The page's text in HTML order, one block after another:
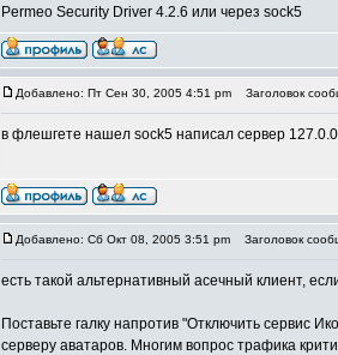
Permeo Security Driver 4.2.6 или через sock5
Добавлено: Пт Сен 30, 2005 4:51 pm Заголовок
в флешгете нашел sock5 написал сервер
Добавлено: Сб Окт 08, 2005 3:51 pm Заголовок
есть такой альтернативный асечный клиент,
Поставьте галку напротив "Отключить сервис
серверу аватаров. Многим вопрос трафика